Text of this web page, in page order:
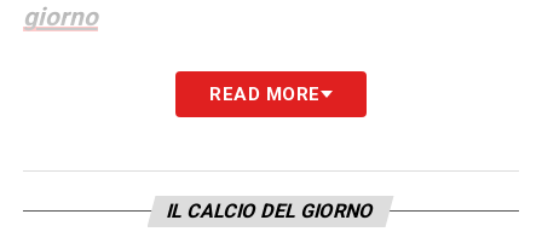
giorno
LA PLAYLIST DELLE NOSTRE TOP NEWS
READ MORE
IL CALCIO DEL GIORNO